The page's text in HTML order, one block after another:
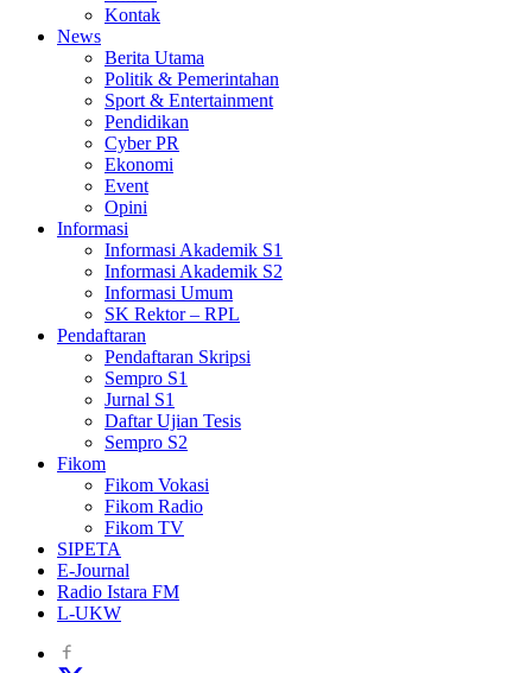
Kontak
News
Berita Utama
Politik & Pemerintahan
Sport & Entertainment
Pendidikan
Cyber PR
Ekonomi
Event
Opini
Informasi
Informasi Akademik S1
Informasi Akademik S2
Informasi Umum
SK Rektor – RPL
Pendaftaran
Pendaftaran Skripsi
Sempro S1
Jurnal S1
Daftar Ujian Tesis
Sempro S2
Fikom
Fikom Vokasi
Fikom Radio
Fikom TV
SIPETA
E-Journal
Radio Istara FM
L-UKW